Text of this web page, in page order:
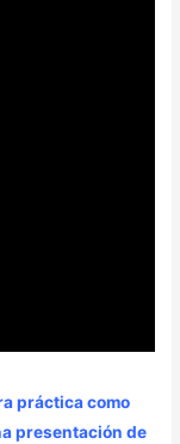
práctica como
presentación de